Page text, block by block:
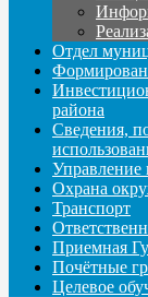
Отдел
района
Сведения,
Управление
Охрана
Транспорт
Приемная
Почётные
Целевое